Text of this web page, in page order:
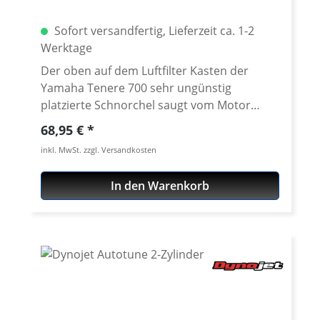
Sofort versandfertig, Lieferzeit ca. 1-2
Werktage
Der oben auf dem Luftfilter Kasten der
Yamaha Tenere 700 sehr ungünstig
platzierte Schnorchel saugt vom Motor
aufgeheizte, sauerstoffarme Luft an. Dies ist
leistungsmindernd und kann im
schlimmsten Fall auch zu einer Überhitzung
des Motors führen. Durch diesen aus
Kunststoff gefrästen Stage 2 Lufteinlass für
Ansaugstutzen wird einfach gegen den
original Yamaha Ansaugschnorchel
Regulärer Preis:
68,95 €
inkl. MwSt. zzgl. Versandkosten
In den Warenkorb